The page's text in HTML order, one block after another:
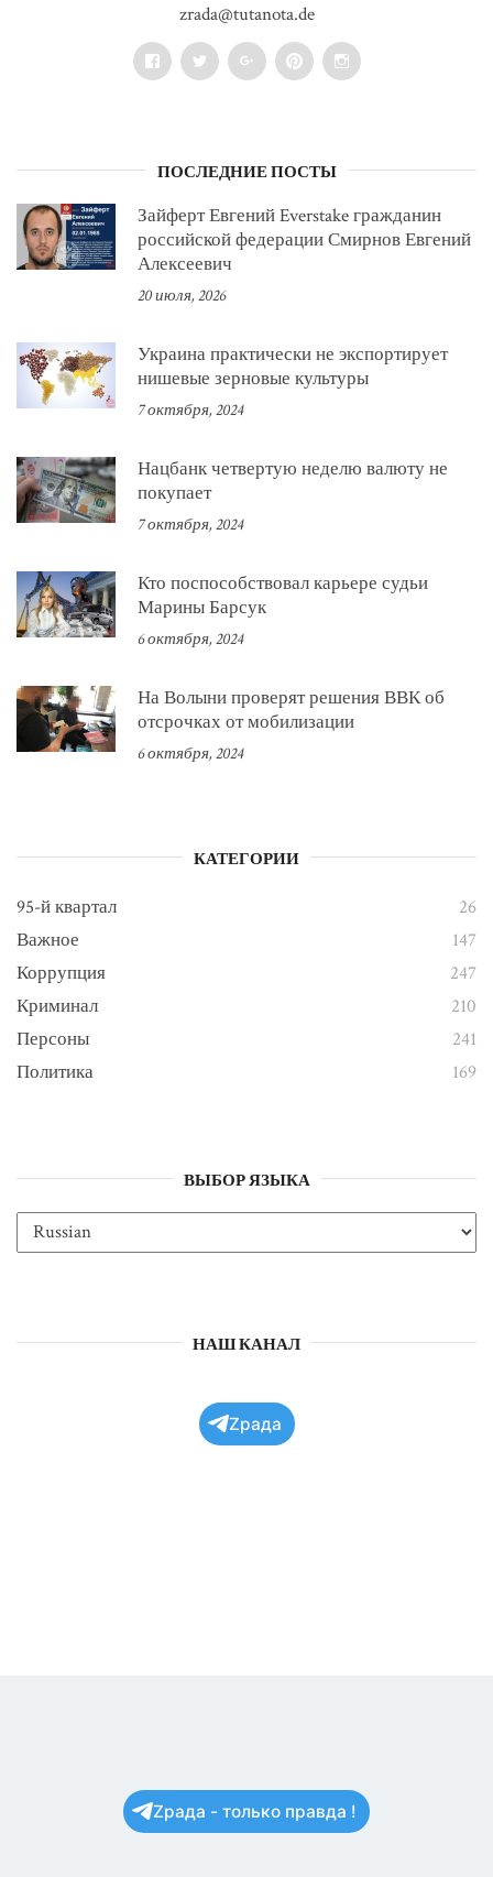
zrada@tutanota.de
FacebookTwitter Google+PinterestInstagram
ПОСЛЕДНИЕ ПОСТЫ
Зайферт Евгений Everstake гражданин
российской федерации Смирнов Евгений
Алексеевич
20 июля, 2026
Украина практически не экспортирует
нишевые зерновые культуры
7 октября, 2024
Нацбанк четвертую неделю валюту не
покупает
7 октября, 2024
Кто поспособствовал карьере судьи
Марины Барсук
6 октября, 2024
На Волыни проверят решения ВВК об
отсрочках от мобилизации
6 октября, 2024
КАТЕГОРИИ
95-й квартал
26
Важное
147
Коррупция
247
Криминал
210
Персоны
241
Политика
169
ВЫБОР ЯЗЫКА
НАШ КАНАЛ
Zрада
Zрада - только правда !